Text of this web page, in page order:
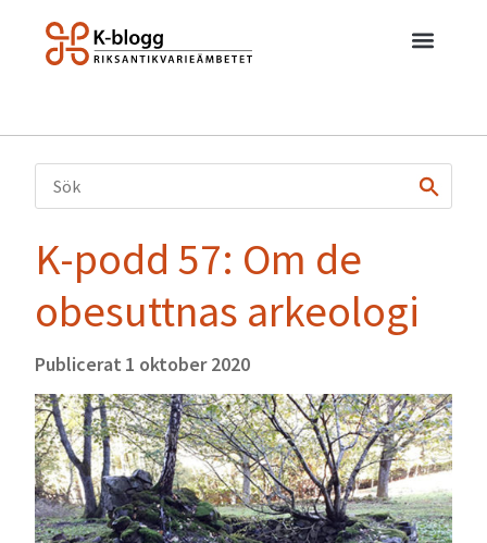
K-podd 57: Om de
obesuttnas arkeologi
Publicerat 1 oktober 2020